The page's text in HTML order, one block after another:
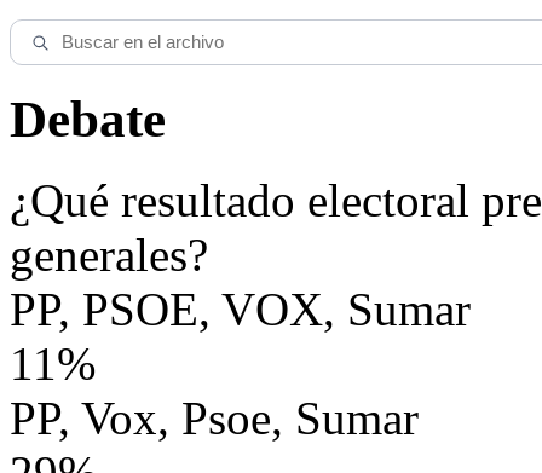
Debate
¿Qué resultado electoral
generales?
PP, PSOE, VOX, Sumar
11%
PP, Vox, Psoe, Sumar